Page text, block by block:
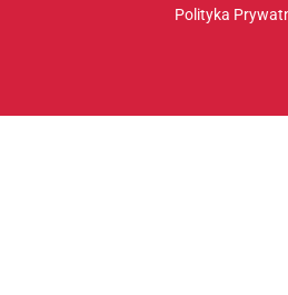
Polityka